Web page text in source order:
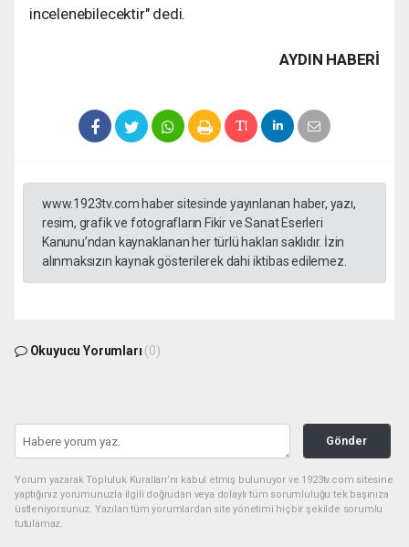
incelenebilecektir" dedi.
AYDIN HABERİ
www.1923tv.com haber sitesinde yayınlanan haber, yazı,
resim, grafik ve fotografların Fikir ve Sanat Eserleri
Kanunu’ndan kaynaklanan her türlü hakları saklıdır. İzin
alınmaksızın kaynak gösterilerek dahi iktibas edilemez.
Okuyucu Yorumları (0)
Gönder
Yorum yazarak Topluluk Kuralları’nı kabul etmiş bulunuyor ve 1923tv.com sitesine
yaptığınız yorumunuzla ilgili doğrudan veya dolaylı tüm sorumluluğu tek başınıza
üstleniyorsunuz. Yazılan tüm yorumlardan site yönetimi hiçbir şekilde sorumlu
tutulamaz.